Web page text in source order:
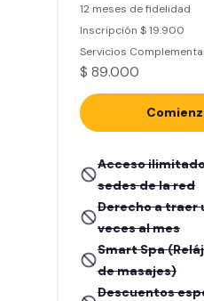
12 meses de fidelidad
Inscripción $ 19.900
Servicios
$ 89.000
Acceso
sedes de la red
Derecho a traer
veces al mes
Smart Spa
de masajes)
Descuentos